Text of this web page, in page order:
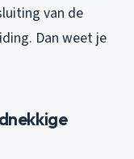
van de
Dan weet je